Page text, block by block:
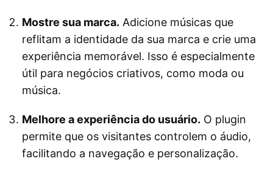
Mostre sua marca. Adicione músicas que
reflitam a identidade da sua marca e crie uma
experiência memorável. Isso é especialmente
útil para negócios criativos, como moda ou
música.
Melhore a experiência do usuário. O plugin
permite que os visitantes controlem o áudio,
facilitando a navegação e personalização.